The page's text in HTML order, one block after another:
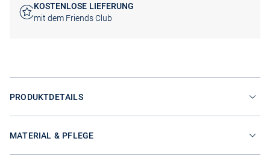
KOSTENLOSE LIEFERUNG
mit dem Friends Club
PRODUKTDETAILS
MATERIAL & PFLEGE